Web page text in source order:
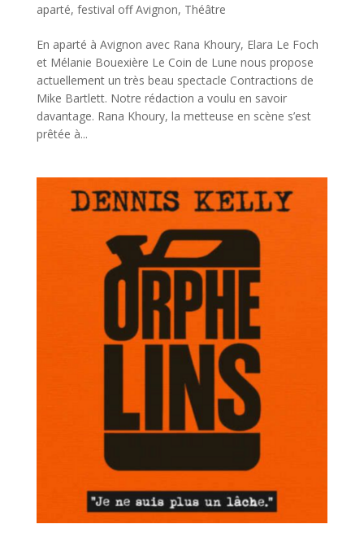
aparté, festival off Avignon, Théâtre
En aparté à Avignon avec Rana Khoury, Elara Le Foch
et Mélanie Bouexière Le Coin de Lune nous propose
actuellement un très beau spectacle Contractions de
Mike Bartlett. Notre rédaction a voulu en savoir
davantage. Rana Khoury, la metteuse en scène s’est
prêtée à...